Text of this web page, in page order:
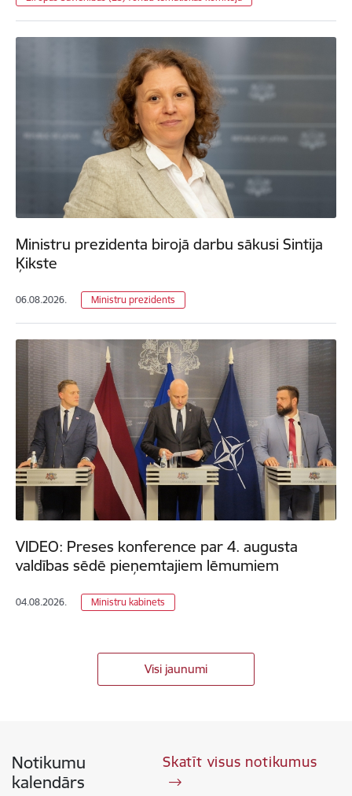
Ministru prezidenta birojā darbu sākusi Sintija
Ķikste
06.08.2026. Ministru prezidents
VIDEO: Preses konference par 4. augusta
valdības sēdē pieņemtajiem lēmumiem
04.08.2026. Ministru kabinets
Visi jaunumi
Notikumu
kalendārs
Skatīt visus notikumus